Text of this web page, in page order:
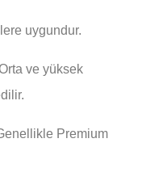
uygundur.
ve yüksek
Premium